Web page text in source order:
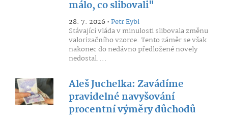
málo, co slibovali"
28. 7. 2026 •Petr Eybl
Stávající vláda v minulosti slibovala změnu
valorizačního vzorce. Tento záměr se však
nakonec do nedávno předložené novely
nedostal....
Aleš Juchelka: Zavádíme
pravidelné navyšování
procentní výměry důchodů